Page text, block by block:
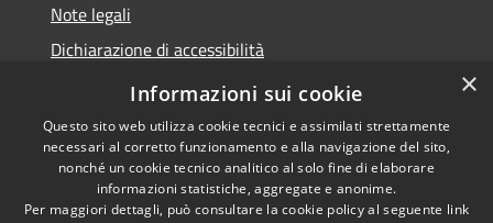
Note legali
Dichiarazione di accessibilità
Moduli Privacy Amministrazione trasparente
Copyright © 2026 • Comune di
×
Informazioni sui cookie
Questo sito web utilizza cookie tecnici e assimilati strettamente
necessari al corretto funzionamento e alla navigazione del sito,
nonché un cookie tecnico analitico al solo fine di elaborare
informazioni statistiche, aggregate e anonime.
Per maggiori dettagli, può consultare la cookie policy al seguente link